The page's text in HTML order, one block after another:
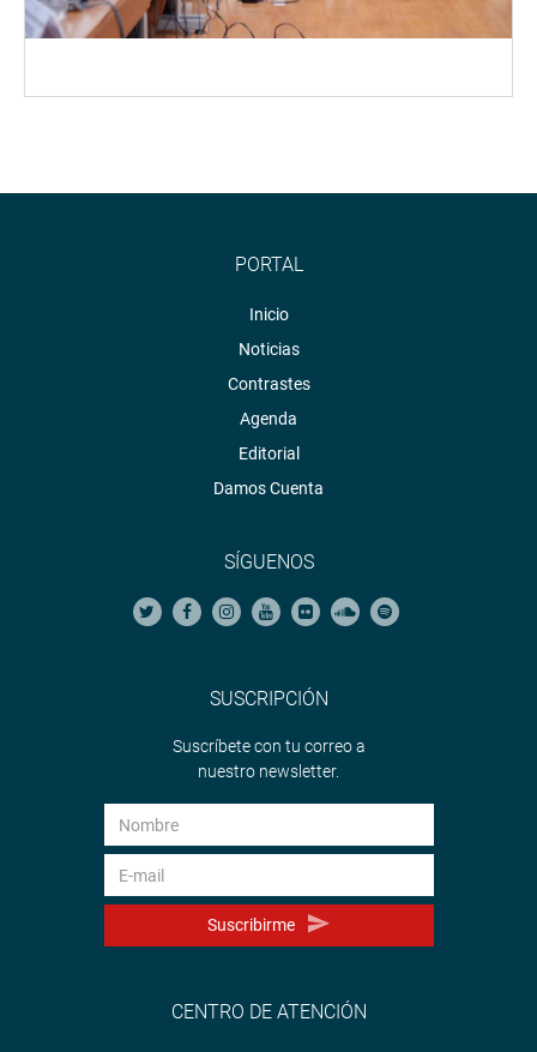
PORTAL
Inicio
Noticias
Contrastes
Agenda
Editorial
Damos Cuenta
SÍGUENOS
SUSCRIPCIÓN
Suscríbete con tu correo a
nuestro newsletter.
Suscribirme
CENTRO DE ATENCIÓN